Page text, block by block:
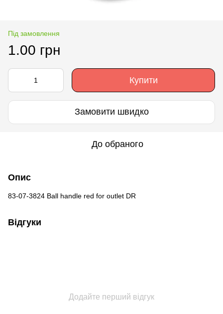
Під замовлення
1.00 грн
Купити
Замовити швидко
До обраного
Опис
83-07-3824 Ball handle red for outlet DR
Відгуки
Додайте перший відгук